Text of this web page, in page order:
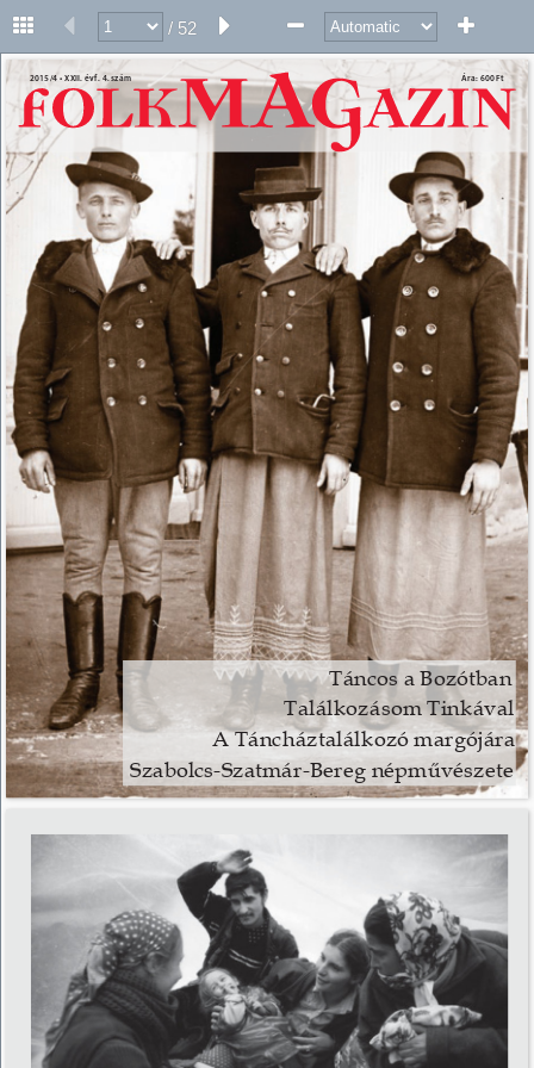
/ 52
2015/4 • XXII. évf. 4. szám Ára: 600 Ft
Táncos a Bozótban
Találkozásom Tinkával
A Táncháztalálkozó margójára
Szabolcs-Szatmár-Bereg népművészete